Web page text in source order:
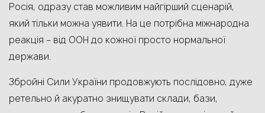
Росія, одразу став можливим найгірший сценарій,
який тільки можна уявити. На це потрібна міжнародна
реакція – від ООН до кожної просто нормальної
держави.
Збройні Сили України продовжують послідовно, дуже
ретельно й акуратно знищувати склади, бази,